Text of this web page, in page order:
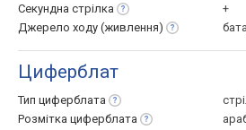
Секундна стрілка
+
Джерело ходу (живлення)
Циферблат
Тип циферблата
Розмітка циферблата